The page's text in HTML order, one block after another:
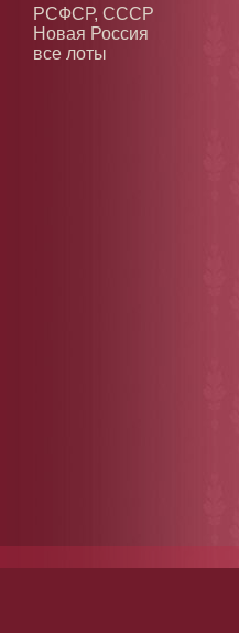
РСФСР, СССР
Новая Россия
все лоты